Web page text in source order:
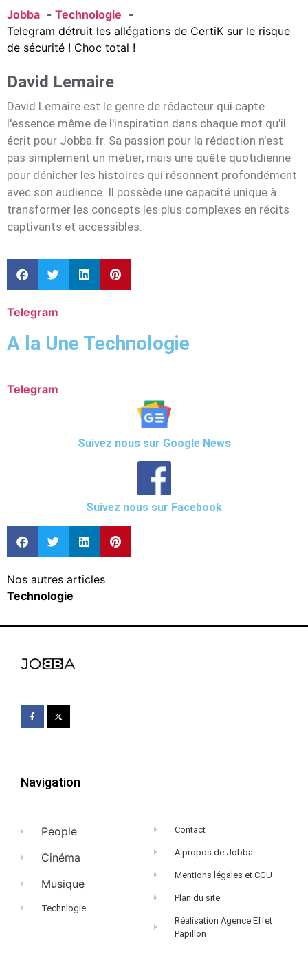
Jobba
Technologie
Telegram détruit les allégations de CertiK sur le risque
de sécurité ! Choc total !
David Lemaire
David Lemaire est le genre de rédacteur qui capte
l'essence même de l'inspiration dans chaque mot qu'il
écrit pour Jobba.fr. Sa passion pour la rédaction n'est
pas simplement un métier, mais une quête quotidienne
pour dénicher les histoires qui résonnent profondément
avec son audience. Il possède une capacité unique à
transformer les concepts les plus complexes en récits
captivants et accessibles.
Telegram
A la Une Technologie
Telegram
Suivez nous sur Google News
Suivez nous sur Facebook
Nos autres articles
Technologie
Navigation
People
Cinéma
Musique
Technlogie
Contact
A propos de Jobba
Mentions légales et CGU
Plan du site
Réalisation Agence Effet
Papillon